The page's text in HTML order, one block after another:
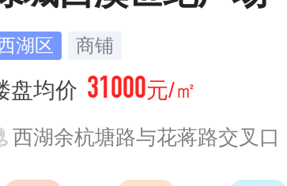
湖区 商铺
盘均价 31000元/㎡
西湖余杭塘路与花蒋路交叉口